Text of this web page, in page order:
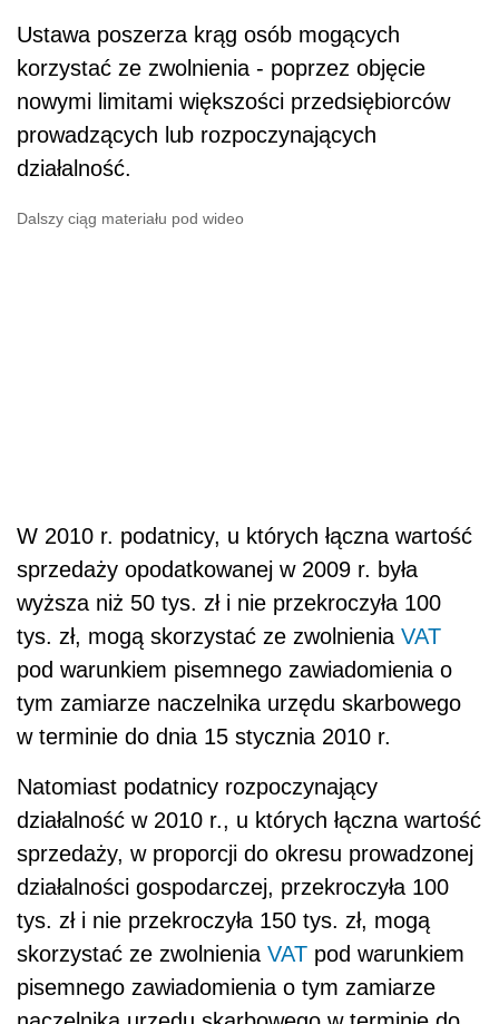
Ustawa poszerza krąg osób mogących
korzystać ze zwolnienia - poprzez objęcie
nowymi limitami większości przedsiębiorców
prowadzących lub rozpoczynających
działalność.
Dalszy ciąg materiału pod wideo
W 2010 r. podatnicy, u których łączna wartość
sprzedaży opodatkowanej w 2009 r. była
wyższa niż 50 tys. zł i nie przekroczyła 100
tys. zł, mogą skorzystać ze zwolnienia VAT
pod warunkiem pisemnego zawiadomienia o
tym zamiarze naczelnika urzędu skarbowego
w terminie do dnia 15 stycznia 2010 r.
Natomiast podatnicy rozpoczynający
działalność w 2010 r., u których łączna wartość
sprzedaży, w proporcji do okresu prowadzonej
działalności gospodarczej, przekroczyła 100
tys. zł i nie przekroczyła 150 tys. zł, mogą
skorzystać ze zwolnienia VAT pod warunkiem
pisemnego zawiadomienia o tym zamiarze